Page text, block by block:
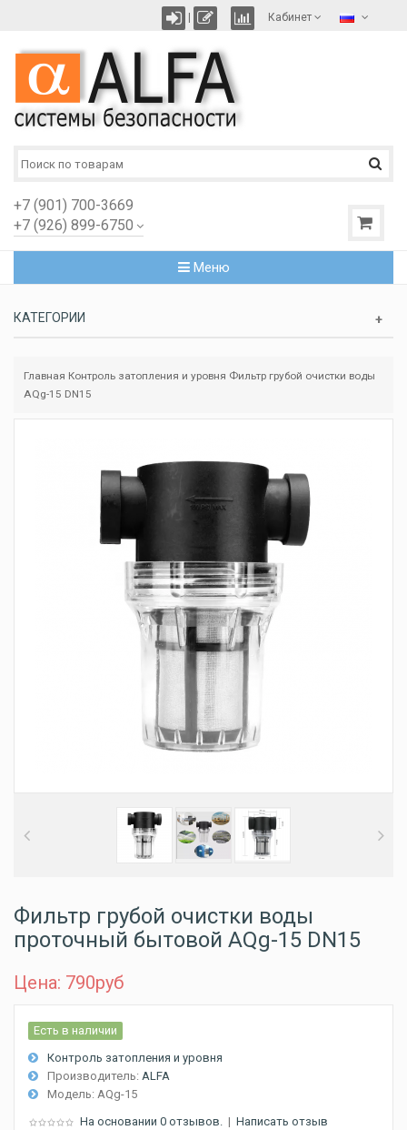
Кабинет
+7 (901) 700-3669
+7 (926) 899-6750
Меню
КАТЕГОРИИ
Главная Контроль затопления и уровня Фильтр грубой очистки воды
AQg-15 DN15
Фильтр грубой очистки воды
проточный бытовой AQg-15 DN15
Цена: 790руб
Есть в наличии
Контроль затопления и уровня
Производитель: ALFA
Модель: AQg-15
На основании 0 отзывов. | Написать отзыв